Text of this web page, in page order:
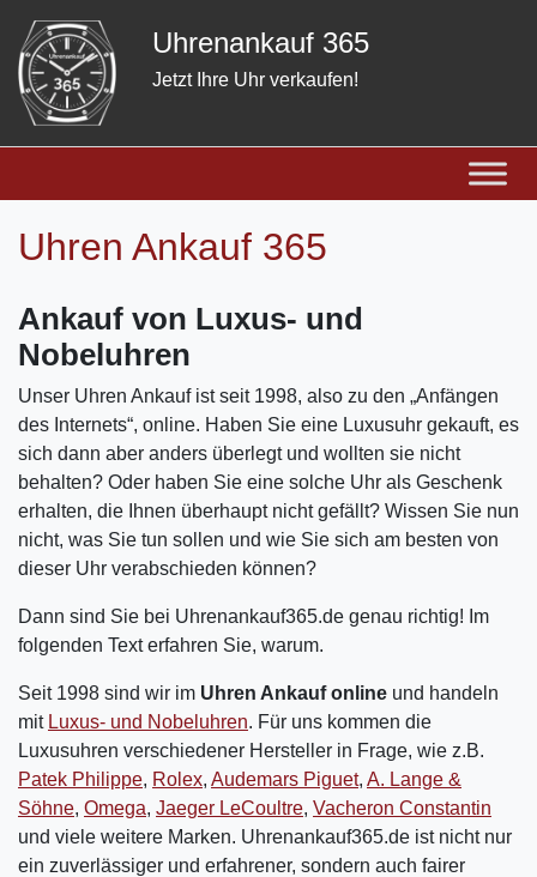
content
Uhrenankauf 365
Jetzt Ihre Uhr verkaufen!
Uhren Ankauf 365
Ankauf von Luxus- und
Nobeluhren
Unser Uhren Ankauf ist seit 1998, also zu den „Anfängen
des Internets“, online. Haben Sie eine Luxusuhr gekauft, es
sich dann aber anders überlegt und wollten sie nicht
behalten? Oder haben Sie eine solche Uhr als Geschenk
erhalten, die Ihnen überhaupt nicht gefällt? Wissen Sie nun
nicht, was Sie tun sollen und wie Sie sich am besten von
dieser Uhr verabschieden können?
Dann sind Sie bei Uhrenankauf365.de genau richtig! Im
folgenden Text erfahren Sie, warum.
Seit 1998 sind wir im Uhren Ankauf online und handeln
mit Luxus- und Nobeluhren. Für uns kommen die
Luxusuhren verschiedener Hersteller in Frage, wie z.B.
Patek Philippe, Rolex, Audemars Piguet, A. Lange &
Söhne, Omega, Jaeger LeCoultre, Vacheron Constantin
und viele weitere Marken. Uhrenankauf365.de ist nicht nur
ein zuverlässiger und erfahrener, sondern auch fairer